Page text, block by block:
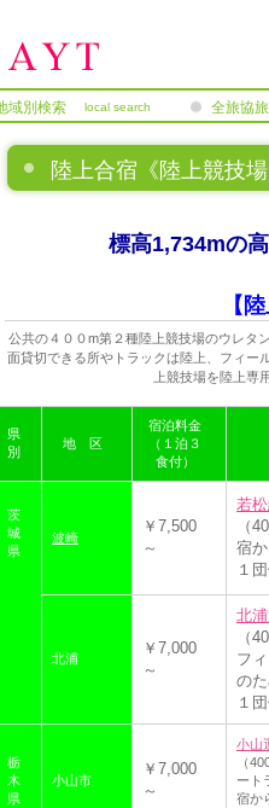
陸上合宿《陸上競技
標高1,734mの
【
公共の４００m第２種陸上競技場のウレタ
面貸切できる所やトラックは陸上、フィー
上競技場を陸上
県
別
地 区
宿泊料金
（１泊３
食付）
茨
城
県
波崎
￥7,500
～
若
（
宿
１
北浦
￥7,000
～
北
（
フ
の
１
栃
木
県
小山市
￥7,000
～
小山
（
ート
宿か
local search
域別検索
全旅協
補償制度